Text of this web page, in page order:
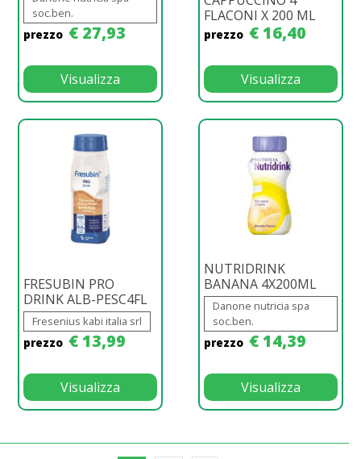
soc.ben.
prezzo € 27,93
Visualizza
FLACONI X 200 ML
prezzo € 16,40
Visualizza
FRESUBIN PRO
DRINK ALB-PESC4FL
Fresenius kabi italia srl
prezzo € 13,99
Visualizza
NUTRIDRINK
BANANA 4X200ML
Danone nutricia spa
soc.ben.
prezzo € 14,39
Visualizza